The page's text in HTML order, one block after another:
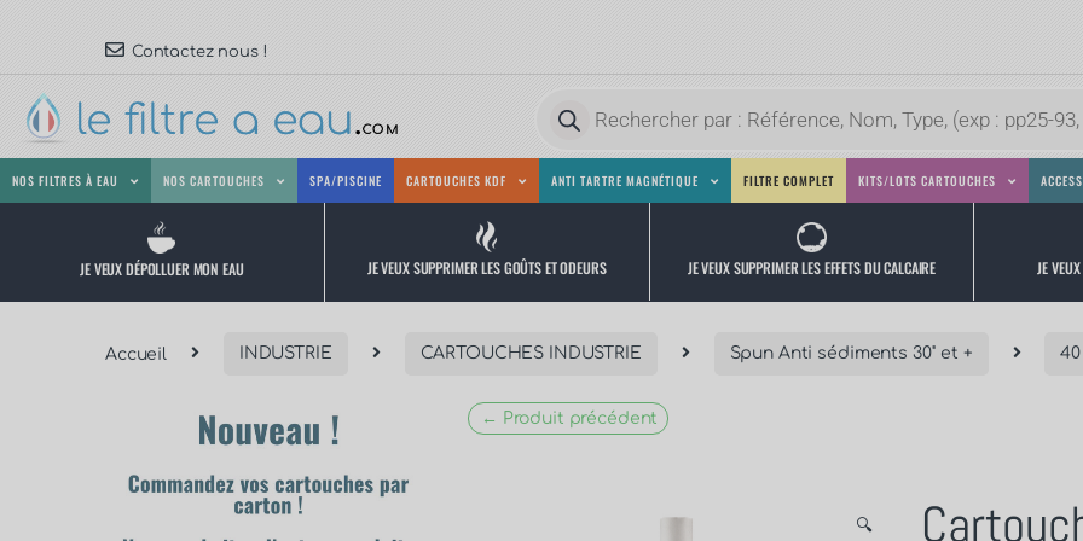
Contactez nous !
NOS FILTRES À EAU NOS CARTOUCHES SPA/PISCINE CARTOUCHES KDF ANTI TARTRE MAGNÉTIQUE FILTRE COMPLET KITS/LOTS CARTOUCHES
JE VEUX DÉPOLLUER MON EAU JE VEUX SUPPRIMER LES GOÛTS ET ODEURS JE VEUX SUPPRIMER LES EFFETS DU CALCAIRE JE
Accueil INDUSTRIE CARTOUCHES INDUSTRIE Spun Anti sédiments 30'' et +
← Produit précédent
🔍